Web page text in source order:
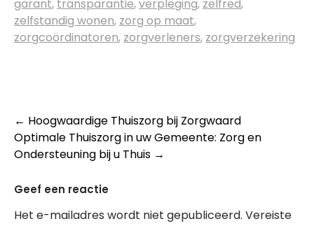
garant, transparantie,verpleging, zelfred,
zelfstandig wonen, zorg op maat,
zorgcoördinatoren, zorgverleners, zorgverzekering
Post
navigation
← Hoogwaardige Thuiszorg bij Zorgwaard
Optimale Thuiszorg in uw Gemeente: Zorg en
Ondersteuning bij u Thuis →
Geef een reactie
Het e-mailadres wordt niet gepubliceerd. Vereiste